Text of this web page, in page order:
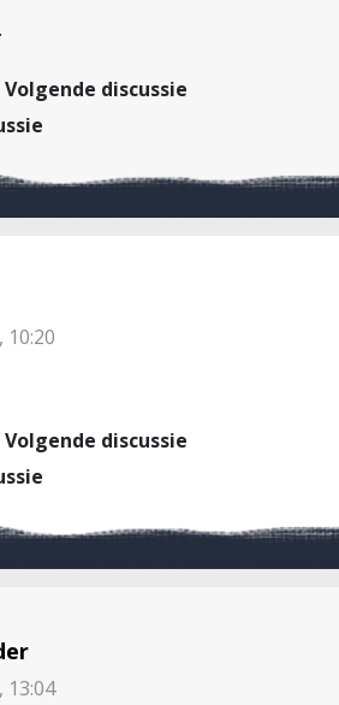
Volgende discussie
Volgende discussie
13:04